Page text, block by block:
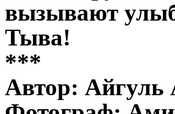
вызывают
Тыва!
***
Автор: Айгуль